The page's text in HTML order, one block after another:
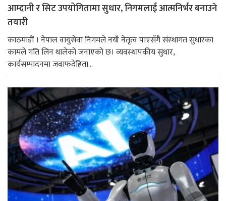
आम्दानी र सिट उपयोगितामा सुधार, निगमलाई आत्मनिर्भर बनाउने
तयारी
काठमाडाैं । नेपाल वायुसेवा निगमले नयाँ नेतृत्व पाएसँगै संस्थागत सुधारका
कामले गति लिन थालेको जनाएको छ। व्यवस्थापकीय सुधार,
कार्यसम्पादनमा जवाफदेहिता...